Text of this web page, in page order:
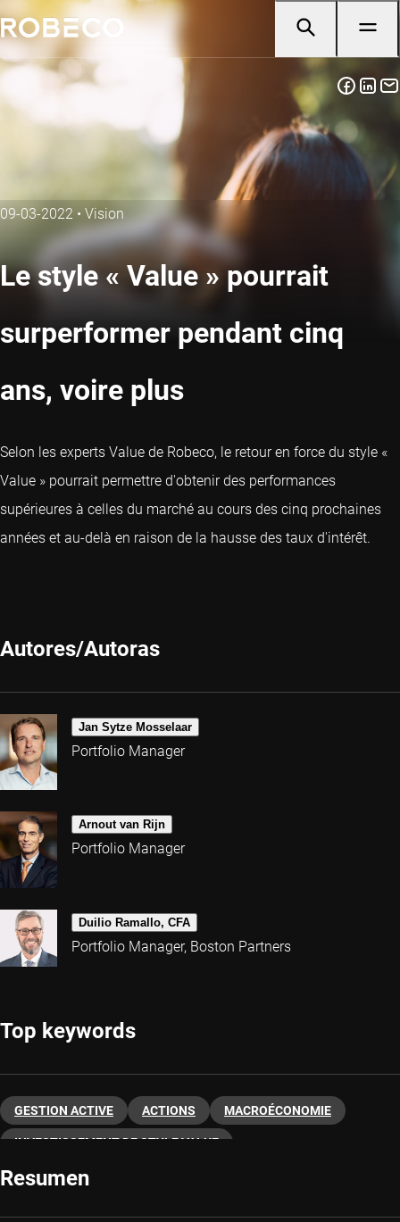
09-03-2022 • Vision
Le style « Value » pourrait
surperformer pendant cinq
ans, voire plus
Selon les experts Value de Robeco, le retour en force du style «
Value » pourrait permettre d'obtenir des performances
supérieures à celles du marché au cours des cinq prochaines
années et au-delà en raison de la hausse des taux d'intérêt.
Autores/Autoras
Jan Sytze Mosselaar
Portfolio Manager
Arnout van Rijn
Portfolio Manager
Duilio Ramallo, CFA
Portfolio Manager, Boston Partners
Top keywords
GESTION ACTIVE ACTIONS MACROÉCONOMIE
INVESTISSEMENT DE STYLE VALUE
Resumen